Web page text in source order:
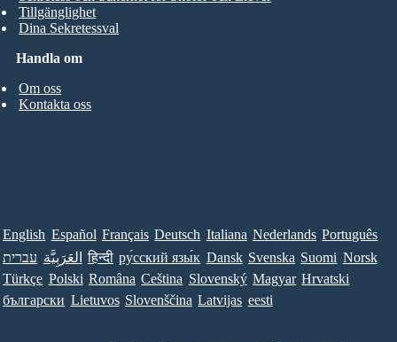
Handla om
Om oss
Kontakta oss
Tillgänglighet
Dina Sekretessval
English Español Français Deutsch Italiana Nederlands Português
עברית العَرَبِيَّة हिन्दी ру́сский язы́к Dansk Svenska Suomi Norsk
Türkçe Polski Româna Ceština Slovenský Magyar Hrvatski
български Lietuvos Slovenščina Latvijas eesti